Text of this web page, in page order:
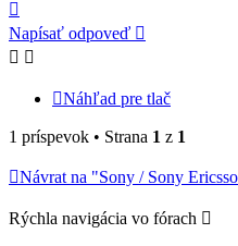
Napísať odpoveď
Náhľad pre tlač
1 príspevok • Strana 1 z 1
Návrat na "Sony / Sony
Rýchla navigácia vo fórach